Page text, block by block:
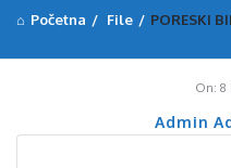
Početna / File / PORESKI
On: 8
Admin